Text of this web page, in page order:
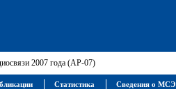
2007 года (АР-07)
Статистика Сведения о МСЭ